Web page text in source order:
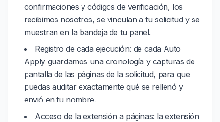
confirmaciones y códigos de verificación, los
recibimos nosotros, se vinculan a tu solicitud y se
muestran en la bandeja de tu panel.
Registro de cada ejecución: de cada Auto
Apply guardamos una cronología y capturas de
pantalla de las páginas de la solicitud, para que
puedas auditar exactamente qué se rellenó y
envió en tu nombre.
Acceso de la extensión a páginas: la extensión